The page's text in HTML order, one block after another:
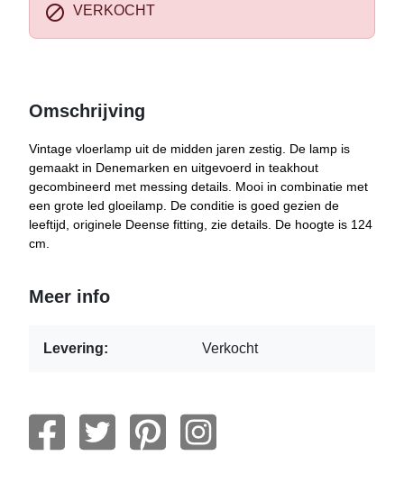
 VERKOCHT
Omschrijving
Vintage vloerlamp uit de midden jaren zestig. De lamp is
gemaakt in Denemarken en uitgevoerd in teakhout
gecombineerd met messing details. Mooi in combinatie met
een grote led gloeilamp. De conditie is goed gezien de
leeftijd, originele Deense fitting, zie details. De hoogte is 124
cm.
Meer info
Levering: Verkocht